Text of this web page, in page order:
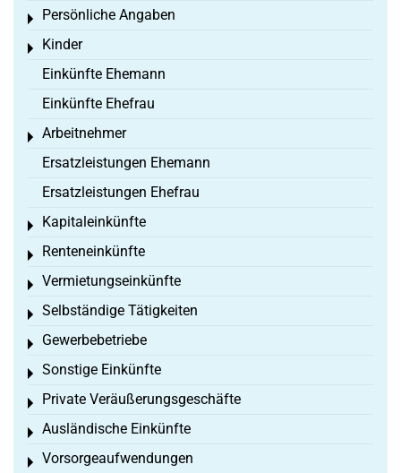
Persönliche Angaben
Toggle menu
Kinder
Toggle menu
Einkünfte Ehemann
Einkünfte Ehefrau
Arbeitnehmer
Toggle menu
Ersatzleistungen Ehemann
Ersatzleistungen Ehefrau
Kapitaleinkünfte
Toggle menu
Renteneinkünfte
Toggle menu
Vermietungseinkünfte
Toggle menu
Selbständige Tätigkeiten
Toggle menu
Gewerbebetriebe
Toggle menu
Sonstige Einkünfte
Toggle menu
Private Veräußerungsgeschäfte
Toggle menu
Ausländische Einkünfte
Toggle menu
Vorsorgeaufwendungen
Toggle menu